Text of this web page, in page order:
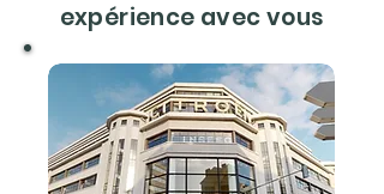
expérience avec vous